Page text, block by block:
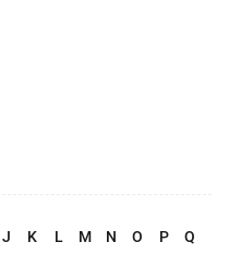
J K L M N O P Q